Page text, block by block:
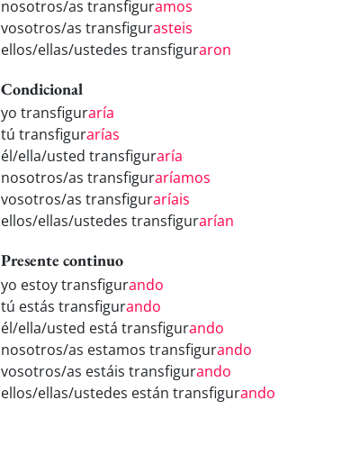
nosotros/as transfiguramos
vosotros/as transfigurasteis
ellos/ellas/ustedes transfiguraron
Condicional
yo transfiguraría
tú transfigurarías
él/ella/usted transfiguraría
nosotros/as transfiguraríamos
vosotros/as transfiguraríais
ellos/ellas/ustedes transfigurarían
Presente continuo
yo estoy transfigurando
tú estás transfigurando
él/ella/usted está transfigurando
nosotros/as estamos transfigurando
vosotros/as estáis transfigurando
ellos/ellas/ustedes están transfigurando